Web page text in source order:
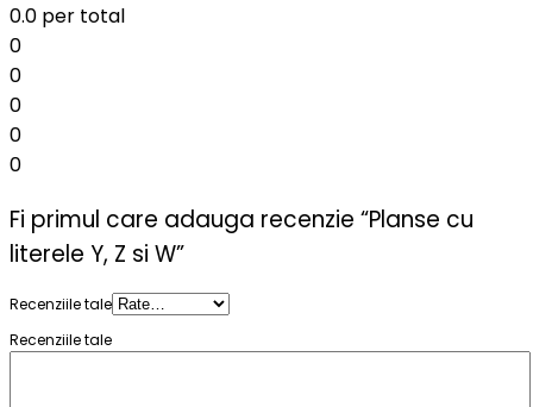
0.0 per total
0
0
0
0
0
Fi primul care adauga recenzie “Planse cu
literele Y, Z si W”
Recenziile tale
Recenziile tale